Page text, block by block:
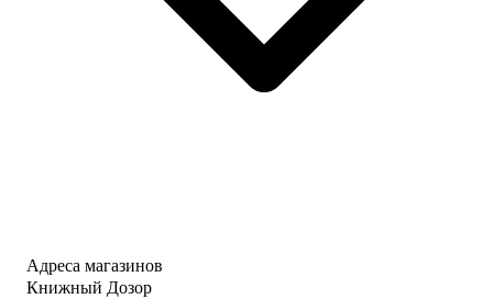
Адреса магазинов
Книжный Дозор